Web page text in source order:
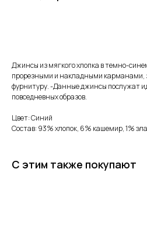
Джинсы из мягкого хлопка в темно-
прорезными и накладными карманами,
фурнитуру. -Данные джинсы послужат
повседневных образов.
Цвет: Синий
Состав: 93% хлопок, 6% кашемир, 1%
С этим также покупают